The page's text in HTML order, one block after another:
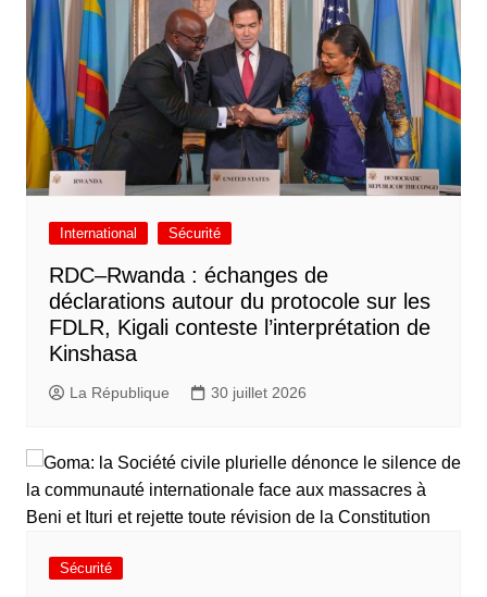
International Sécurité
RDC–Rwanda : échanges de
déclarations autour du protocole sur les
FDLR, Kigali conteste l’interprétation de
Kinshasa
La République 30 juillet 2026
Sécurité